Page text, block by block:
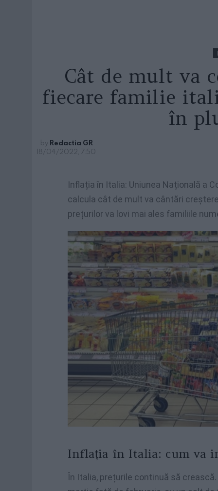
Cât de mult va
fiecare familie
în
by Redactia GR
18/04/2022, 7:50
Inflația în Italia: Uniunea Națională a
calcula cât de mult va cântări
prețurilor va lovi mai ales familiile
Inflația în Italia: cum va
În Italia, prețurile continuă să